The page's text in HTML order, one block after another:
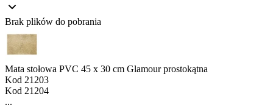
Brak plików do pobrania
Mata stołowa PVC 45 x 30 cm Glamour prostokątna
Kod 21203
Kod 21204
...